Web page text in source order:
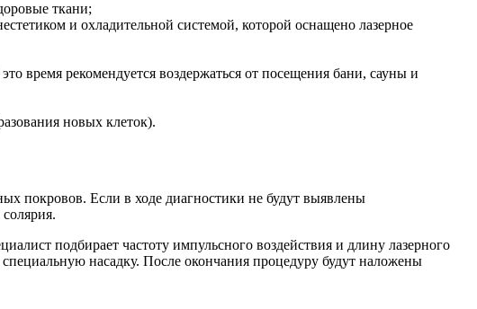
ткани;
и охладительной системой, которой оснащено лазерное
время рекомендуется воздержаться от посещения бани, сауны и
новых клеток).
покровов. Если в ходе диагностики не будут выявлены
подбирает частоту импульсного воздействия и длину лазерного
насадку. После окончания процедуру будут наложены